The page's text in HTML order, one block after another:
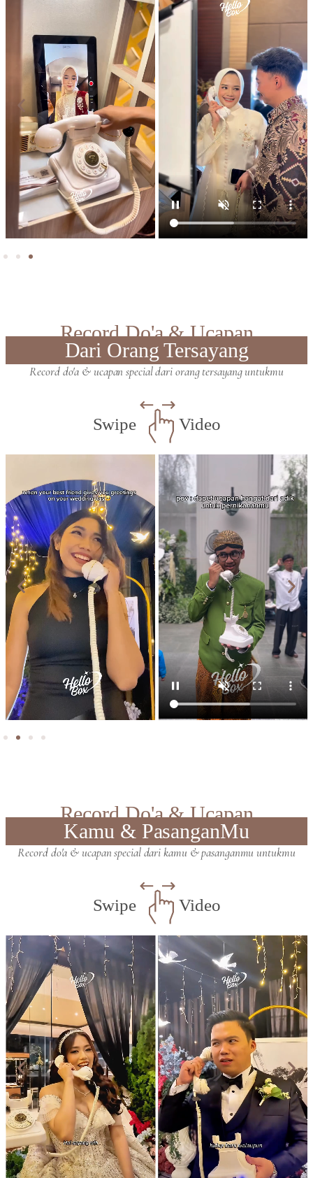
Record Do'a & Ucapan
Dari Orang Tersayang
Record do'a & ucapan special dari orang tersayang untukmu
Swipe Video
Record Do'a & Ucapan
Kamu & PasanganMu
Record do'a & ucapan special dari kamu & pasanganmu untukmu
Swipe Video